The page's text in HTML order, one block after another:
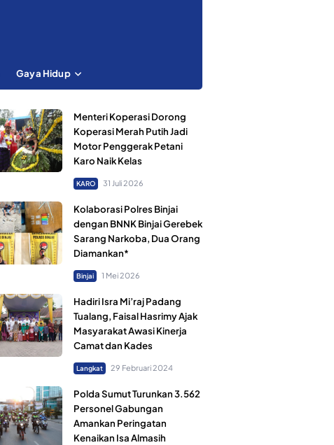
Gaya Hidup
Menteri Koperasi Dorong
Koperasi Merah Putih Jadi
Motor Penggerak Petani
Karo Naik Kelas
KARO 31 Juli 2026
Kolaborasi Polres Binjai
dengan BNNK Binjai Gerebek
Sarang Narkoba, Dua Orang
Diamankan*
Binjai 1 Mei 2026
Hadiri Isra Mi’raj Padang
Tualang, Faisal Hasrimy Ajak
Masyarakat Awasi Kinerja
Camat dan Kades
Langkat 29 Februari 2024
Polda Sumut Turunkan 3.562
Personel Gabungan
Amankan Peringatan
Kenaikan Isa Almasih